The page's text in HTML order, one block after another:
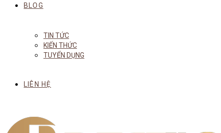
BLOG
TIN TỨC
KIẾN THỨC
TUYỂN DỤNG
LIÊN HỆ